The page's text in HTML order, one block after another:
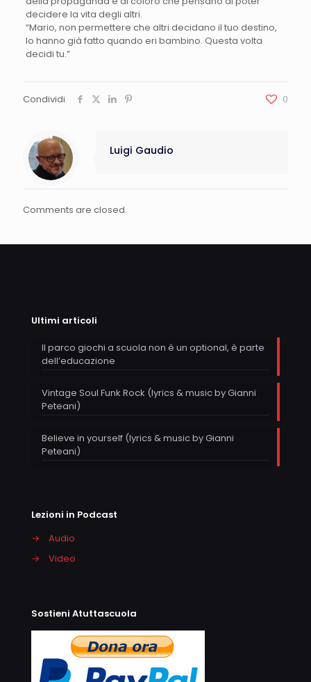
decidere la vita degli altri.
“Mario, non permettere che altri decidano il tuo destino,
lo hanno già fatto quando eri bambino. Questa volta
decidi tu.”
Condividi 0
Luigi Gaudio
Comments are closed.
Ultimi articoli
Il parco giochi a scuola non è un optional, è parte
dell’educazione
Vintage Soul Funk Rock (lyrics & music by Gianni
Peteani)
Believe in yourself (lyrics & music by Gianni
Peteani)
Lezioni in Podcast
→
Audio
→
Video
Sostieni Atuttascuola